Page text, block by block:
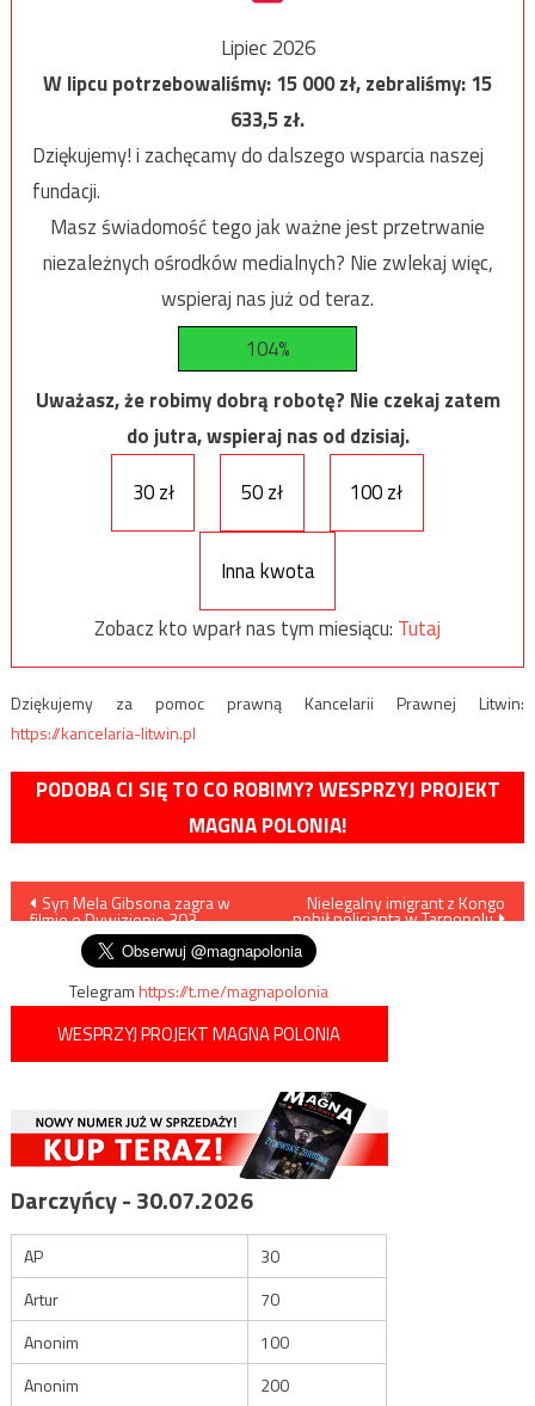
Lipiec 2026
W lipcu potrzebowaliśmy:15 000zł, zebraliśmy:15
633,5zł.
Dziękujemy! i zachęcamy do dalszego wsparcia naszej
fundacji.
Masz świadomość tego jak ważne jest przetrwanie
niezależnych ośrodków medialnych? Nie zwlekaj więc,
wspieraj nas już od teraz.
104%
Uważasz, że robimy dobrą robotę? Nie czekaj zatem
do jutra, wspieraj nas od dzisiaj.
30 zł
50 zł 100 zł
Inna kwota
Zobacz kto wparł nas tym miesiącu: Tutaj
Dziękujemy za pomoc prawną Kancelarii Prawnej Litwin:
https://kancelaria-litwin.pl
PODOBA CI SIĘ TO CO ROBIMY? WESPRZYJ PROJEKT
MAGNA POLONIA!
Nawigacja
wpisu
Syn Mela Gibsona zagra w
filmie o Dywizjonie 303
Nielegalny imigrant z Kongo
pobił policjanta w Tarnopolu
Telegramhttps://t.me/magnapolonia
WESPRZYJ PROJEKT MAGNA POLONIA
Darczyńcy - 30.07.2026
AP
30
Artur
70
Anonim
100
Anonim
200